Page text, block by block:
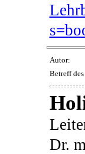
Autor:
Betreff
Dr.